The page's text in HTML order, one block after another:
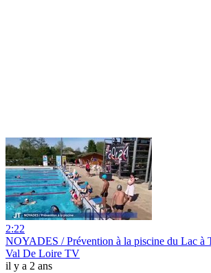
2:22
NOYADES / Prévention à la piscine du Lac à
Val De Loire TV
il y a 2 ans